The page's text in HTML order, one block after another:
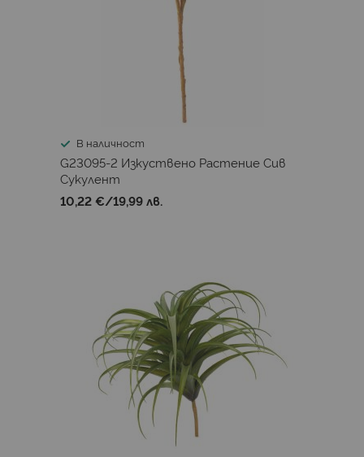
В наличност
G23095-2 Изкуствено Растениe Сив
Сукулент
10,22 €/19,99 лв.